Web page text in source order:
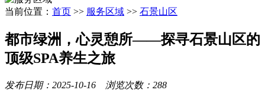
当前位置： 首页 >> 服务区域 >> 石景山区
都市绿洲，心灵憩所——探寻石景山区的
顶级SPA养生之旅
发布日期：2025-10-16 浏览次数：288